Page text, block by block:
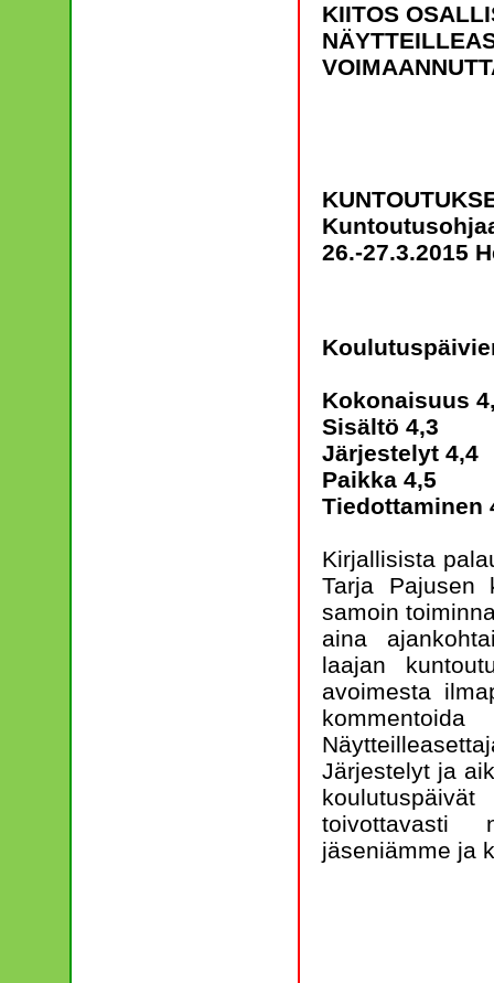
KIITOS
26.-27.3.2015
Kokonaisuus
Sisältö 4,3
Järjestelyt 4,4
Paikka 4,5
Tiedottaminen
Kirjallisista
Tarja Pajusen
samoin
aina
laajan
avoimesta
Järjestelyt ja
toivottavasti
jäseniämme ja